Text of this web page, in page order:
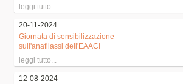
leggi tutto...
20-11-2024
Giornata di sensibilizzazione
sull'anafilassi dell'EAACI
leggi tutto...
12-08-2024